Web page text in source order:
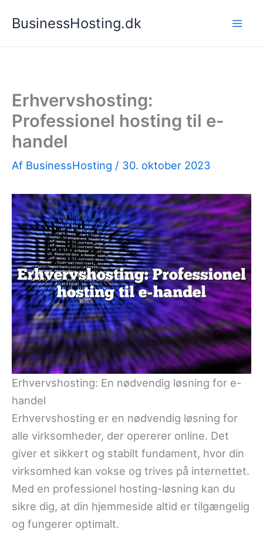
indholdet
BusinessHosting.dk
Erhvervshosting:
Professionel hosting til e-
handel
Af BusinessHosting / 30. oktober 2023
Erhvervshosting: En nødvendig løsning for e-
handel
Erhvervshosting er en nødvendig løsning for
alle virksomheder, der opererer online. Det
giver et sikkert og stabilt fundament, hvor din
virksomhed kan vokse og trives på internettet.
Med en professionel hosting-løsning kan du
sikre dig, at din hjemmeside altid er tilgængelig
og fungerer optimalt.